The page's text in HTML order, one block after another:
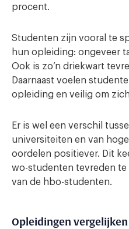
procent.
Studenten zijn vooral te
hun opleiding: ongeveer
Ook is zo’n driekwart
Daarnaast voelen
opleiding en veilig om
Er is wel een verschil
universiteiten en van
oordelen positiever. Dit
wo-studenten tevreden
van de hbo-studenten.
Opleidingen